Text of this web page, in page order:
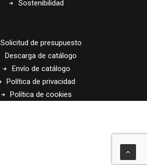
Sostenibilidad
Solicitud de presupuesto
Descarga de catálogo
Envío de catálogo
Política de privacidad
Política de cookies